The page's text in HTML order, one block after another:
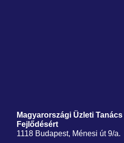
Magyarországi Üzleti Tanács
Fejlődésért
1118 Budapest, Ménesi út 9/a.